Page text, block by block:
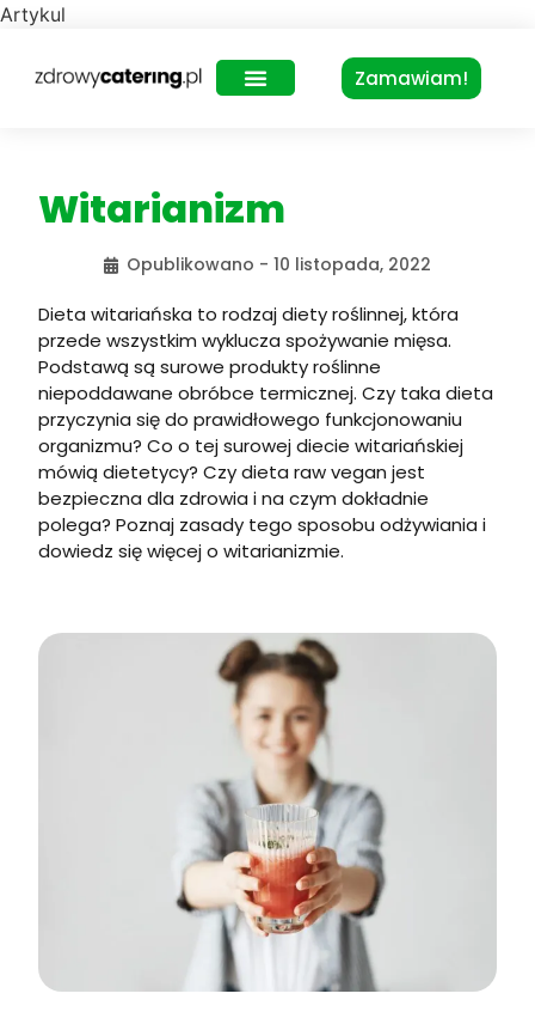
Artykul
Zamawiam!
Witarianizm
Opublikowano - 10 listopada, 2022
Dieta witariańska to rodzaj diety roślinnej, która
przede wszystkim wyklucza spożywanie mięsa.
Podstawą są surowe produkty roślinne
niepoddawane obróbce termicznej. Czy taka dieta
przyczynia się do prawidłowego funkcjonowaniu
organizmu? Co o tej surowej diecie witariańskiej
mówią dietetycy? Czy dieta raw vegan jest
bezpieczna dla zdrowia i na czym dokładnie
polega? Poznaj zasady tego sposobu odżywiania i
dowiedz się więcej o witarianizmie.